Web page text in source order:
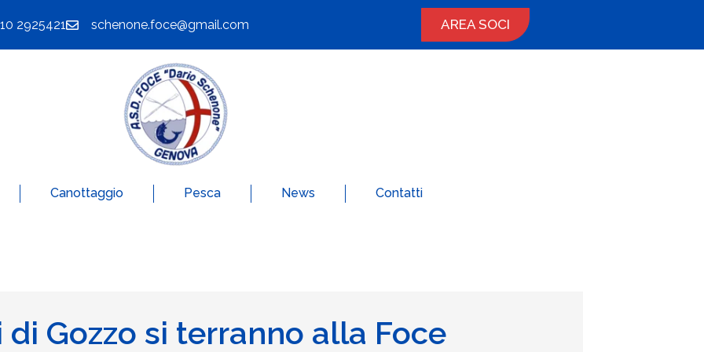
2925421 schenone.foce@gmail.com AREA SOCI
Canottaggio Pesca News Contatti
Gozzo si terranno alla Foce